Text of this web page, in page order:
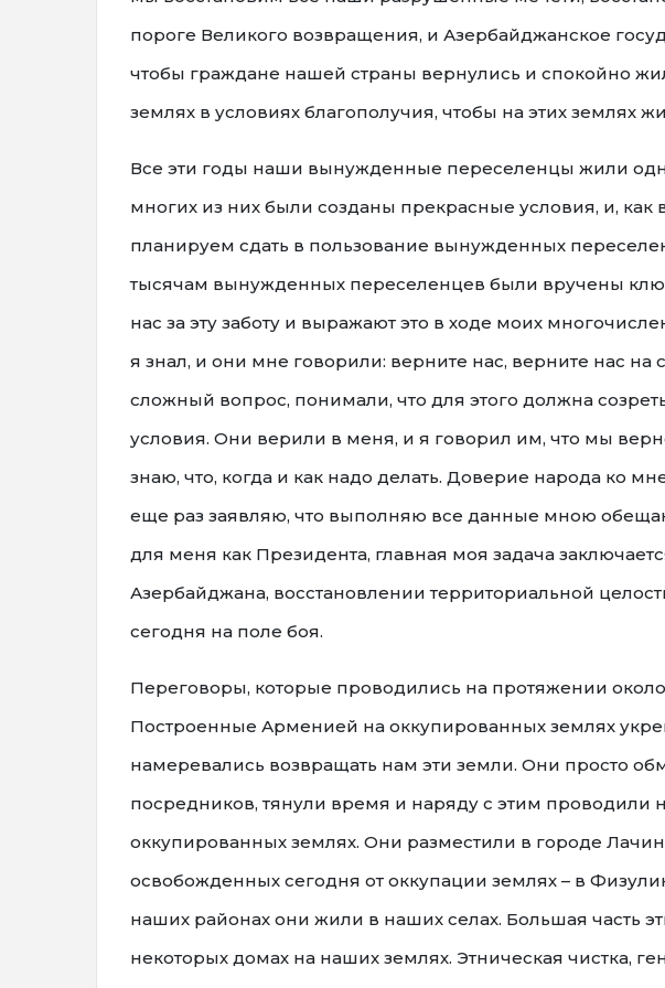
пороге Великого возвращения, и Азербайджанское
чтобы граждане нашей страны вернулись и спокойно
землях в условиях благополучия, чтобы на этих землях
Все эти годы наши вынужденные переселенцы жили
многих из них были созданы прекрасные условия, и, как
планируем сдать в пользование вынужденных
тысячам вынужденных переселенцев были вручены
нас за эту заботу и выражают это в ходе моих
я знал, и они мне говорили: верните нас, верните нас на
сложный вопрос, понимали, что для этого должна
условия. Они верили в меня, и я говорил им, что мы
знаю, что, когда и как надо делать. Доверие народа ко
еще раз заявляю, что выполняю все данные мною
для меня как Президента, главная моя задача
Азербайджана, восстановлении территориальной
сегодня на поле боя.
Переговоры, которые проводились на протяжении около
Построенные Арменией на оккупированных землях
намеревались возвращать нам эти земли. Они просто
посредников, тянули время и наряду с этим проводили
оккупированных землях. Они разместили в городе
освобожденных сегодня от оккупации землях – в
наших районах они жили в наших селах. Большая часть
некоторых домах на наших землях. Этническая чистка,